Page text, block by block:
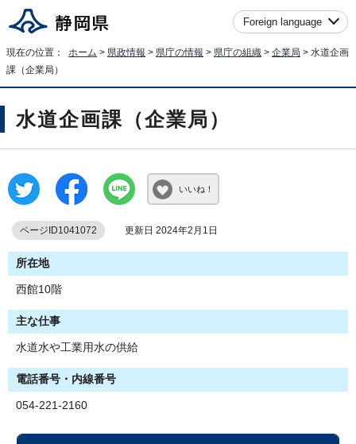
Foreign language
現在の位置： ホーム > 県政情報 > 県庁の情報 > 県庁の組織 > 企業局 > 水道企画
課（企業局）
水道企画課（企業局）
いいね！
ページID1041072 更新日 2024年2月1日
所在地
西館10階
主な仕事
水道水や工業用水の供給
電話番号・内線番号
054-221-2160